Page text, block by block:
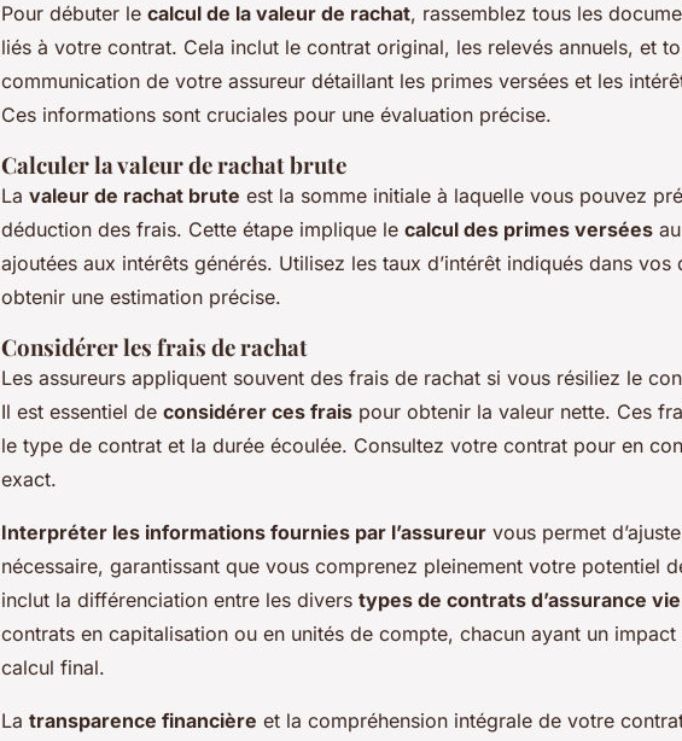
Pour débuter le calcul de la valeur de rachat, rassemblez tous les
liés à votre contrat. Cela inclut le contrat original, les relevés annuels, et
communication de votre assureur détaillant les primes versées et les
Ces informations sont cruciales pour une évaluation précise.
Calculer la valeur de rachat brute
La valeur de rachat brute est la somme initiale à laquelle vous pouvez
déduction des frais. Cette étape implique le calcul des primes versées
ajoutées aux intérêts générés. Utilisez les taux d’intérêt indiqués dans vos
obtenir une estimation précise.
Considérer les frais de rachat
Les assureurs appliquent souvent des frais de rachat si vous résiliez le
Il est essentiel de considérer ces frais pour obtenir la valeur nette. Ces
le type de contrat et la durée écoulée. Consultez votre contrat pour en
exact.
Interpréter les informations fournies par l’assureur vous permet
nécessaire, garantissant que vous comprenez pleinement votre potentiel
inclut la différenciation entre les divers types de contrats d’assurance vie
contrats en capitalisation ou en unités de compte, chacun ayant un
calcul final.
La transparence financière et la compréhension intégrale de votre